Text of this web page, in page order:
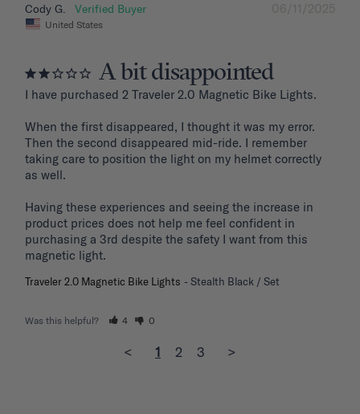
06/11/2025
Cody G.
United States
A bit disappointed
I have purchased 2 Traveler 2.0 Magnetic Bike Lights.
When the first disappeared, I thought it was my error.
Then the second disappeared mid-ride. I remember
taking care to position the light on my helmet correctly
as well.
Having these experiences and seeing the increase in
product prices does not help me feel confident in
purchasing a 3rd despite the safety I want from this
magnetic light.
Traveler 2.0 Magnetic Bike Lights Stealth Black / Set
Was this helpful? 4 0
< 1 2 3 >